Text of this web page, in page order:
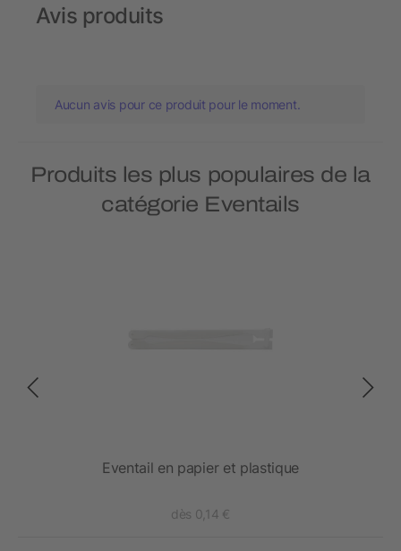
Avis produits
Aucun avis pour ce produit pour le moment.
Produits les plus populaires de la
catégorie Eventails
Eventail en papier et plastique
dès 0,14 €